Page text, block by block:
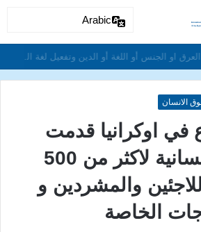
الانسان
في اوكرانيا قدمت
مساعدات انسانية لاكثر من 500
والمشردين و
الخاصة
Arabic